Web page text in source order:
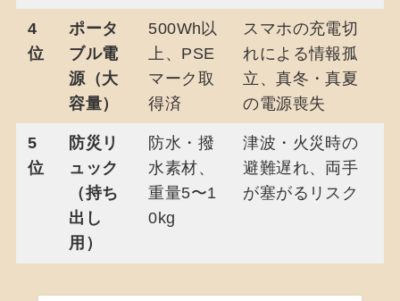
4
位
ポータ
ブル電
源（大
容量）
500Wh以
上、PSE
マーク取
得済
スマホの充電切
れによる情報孤
立、真冬・真夏
の電源喪失
5
位
防災リ
ュック
（持ち
出し
用）
防水・撥
水素材、
重量5〜1
0kg
津波・火災時の
避難遅れ、両手
が塞がるリスク